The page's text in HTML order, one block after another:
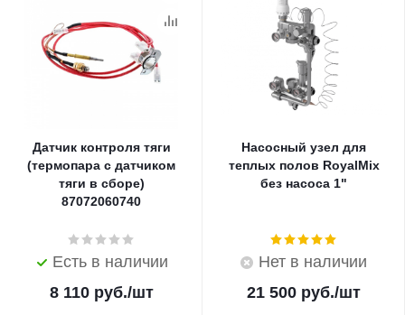
Датчик контроля тяги
(термопара с датчиком
тяги в сборе)
87072060740
Есть в наличии
8 110руб./шт
Насосный узел для
теплых полов RoyalMix
без насоса 1"
Нет в наличии
21 500 руб./шт